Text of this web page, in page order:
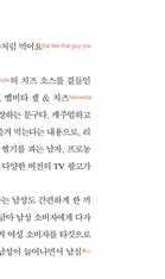
별한 위크
을 것인가
께 뜨는 외식 산업